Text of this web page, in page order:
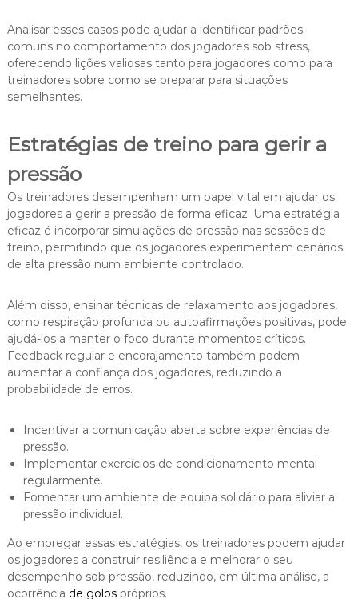
Analisar esses casos pode ajudar a identificar padrões
comuns no comportamento dos jogadores sob stress,
oferecendo lições valiosas tanto para jogadores como para
treinadores sobre como se preparar para situações
semelhantes.
Estratégias de treino para gerir a
pressão
Os treinadores desempenham um papel vital em ajudar os
jogadores a gerir a pressão de forma eficaz. Uma estratégia
eficaz é incorporar simulações de pressão nas sessões de
treino, permitindo que os jogadores experimentem cenários
de alta pressão num ambiente controlado.
Além disso, ensinar técnicas de relaxamento aos jogadores,
como respiração profunda ou autoafirmações positivas, pode
ajudá-los a manter o foco durante momentos críticos.
Feedback regular e encorajamento também podem
aumentar a confiança dos jogadores, reduzindo a
probabilidade de erros.
Incentivar a comunicação aberta sobre experiências de
pressão.
Implementar exercícios de condicionamento mental
regularmente.
Fomentar um ambiente de equipa solidário para aliviar a
pressão individual.
Ao empregar essas estratégias, os treinadores podem ajudar
os jogadores a construir resiliência e melhorar o seu
desempenho sob pressão, reduzindo, em última análise, a
ocorrência de golospróprios.